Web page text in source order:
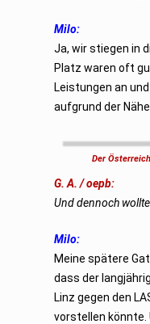
Milo:
Ja, wir stiegen in
Platz waren oft
Leistungen an
aufgrund der
Der
G. A. / oepb:
Und dennoch
Milo:
Meine spätere
dass der
Linz gegen den
vorstellen könnte.